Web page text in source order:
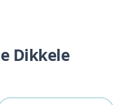
Dikkele